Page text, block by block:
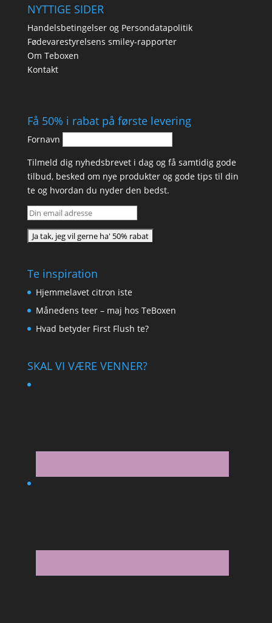
NYTTIGE SIDER
Handelsbetingelser og Persondatapolitik
Fødevarestyrelsens smiley-rapporter
Om Teboxen
Kontakt
Få 50% i rabat på første levering
Fornavn
Tilmeld dig nyhedsbrevet i dag og få samtidig gode
tilbud, besked om nye produkter og gode tips til din
te og hvordan du nyder den bedst.
Te inspiration
Hjemmelavet citron iste
Månedens teer – maj hos TeBoxen
Hvad betyder First Flush te?
SKAL VI VÆRE VENNER?